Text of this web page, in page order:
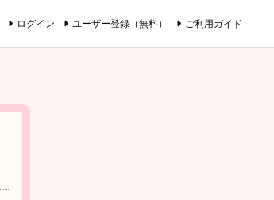
ログイン ユーザー登録（無料） ご利用ガイド